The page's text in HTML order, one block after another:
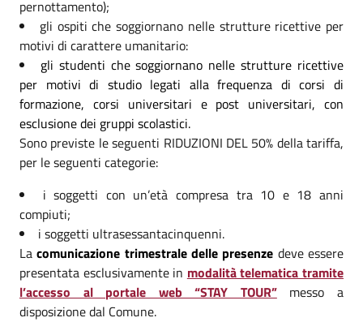
pernottamento);
gli ospiti che soggiornano nelle strutture ricettive per
motivi di carattere umanitario:
gli studenti che soggiornano nelle strutture ricettive
per motivi di studio legati alla frequenza di corsi di
formazione, corsi universitari e post universitari, con
esclusione dei gruppi scolastici.
Sono previste le seguenti RIDUZIONI DEL 50% della tariffa,
per le seguenti categorie:
i soggetti con un’età compresa tra 10 e 18 anni
compiuti;
i soggetti ultrasessantacinquenni.
Lacomunicazione trimestrale delle presenze deve essere
presentata esclusivamente in modalità telematica tramite
l’accesso al portale web “STAY TOUR”messo a
disposizione dal Comune.